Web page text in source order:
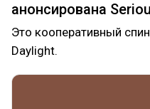
анонсирована
Это кооперативный
Daylight.